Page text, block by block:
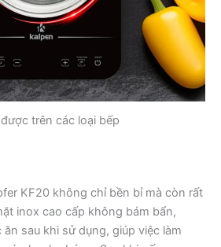
trên các loại bếp
KF20 không chỉ bền bỉ mà còn rất
inox cao cấp không bám bẩn,
sau khi sử dụng, giúp việc làm